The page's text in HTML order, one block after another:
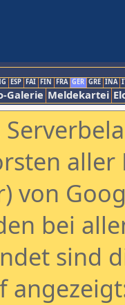
ESP FAI FIN FRA GER GRE INA
Galerie Meldekartei
aller
von
bei
sind